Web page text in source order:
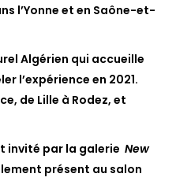
l’Yonne et en Saône-et-
Algérien qui accueille
l’expérience en 2021.
de Lille à Rodez, et
invité par la galerieNew
présent au salon